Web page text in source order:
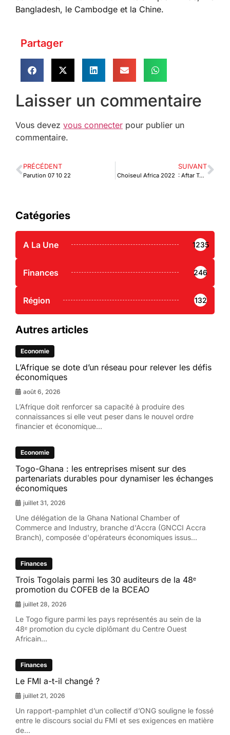
Bangladesh, le Cambodge et la Chine.
Partager
Laisser un commentaire
Vous devez vous connecter pour publier un
commentaire.
PRÉCÉDENT
Parution 07 10 22
SUIVANT
Choiseul Africa 2022 : Aftar Touré Morou, un togolais dans le Top 100
Catégories
A La Une 1235
Finances 246
Région 132
Autres articles
Economie
L’Afrique se dote d’un réseau pour relever les défis
économiques
août 6, 2026
L’Afrique doit renforcer sa capacité à produire des
connaissances si elle veut peser dans le nouvel ordre
financier et économique...
Economie
Togo-Ghana : les entreprises misent sur des
partenariats durables pour dynamiser les échanges
économiques
juillet 31, 2026
Une délégation de la Ghana National Chamber of
Commerce and Industry, branche d'Accra (GNCCI Accra
Branch), composée d'opérateurs économiques issus...
Finances
Trois Togolais parmi les 30 auditeurs de la 48ᵉ
promotion du COFEB de la BCEAO
juillet 28, 2026
Le Togo figure parmi les pays représentés au sein de la
48ᵉ promotion du cycle diplômant du Centre Ouest
Africain...
Finances
Le FMI a-t-il changé ?
juillet 21, 2026
Un rapport-pamphlet d’un collectif d’ONG souligne le fossé
entre le discours social du FMI et ses exigences en matière
de...